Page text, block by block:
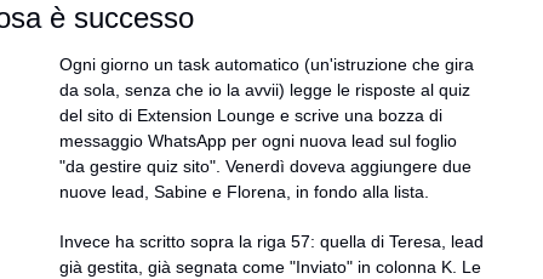
è successo
Ogni giorno un task automatico (un'istruzione che gira
da sola, senza che io la avvii) legge le risposte al quiz
del sito di Extension Lounge e scrive una bozza di
messaggio WhatsApp per ogni nuova lead sul foglio
"da gestire quiz sito". Venerdì doveva aggiungere due
nuove lead, Sabine e Florena, in fondo alla lista.
Invece ha scritto sopra la riga 57: quella di Teresa, lead
già gestita, già segnata come "Inviato" in colonna K. Le